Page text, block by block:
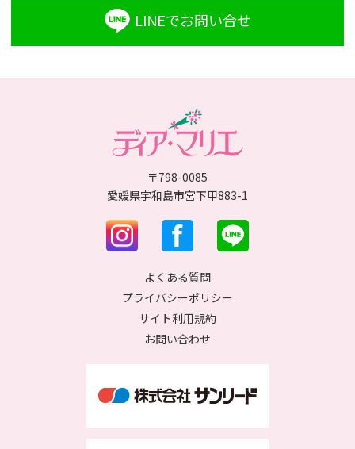
LINEでお問い合せ
〒798-0085
愛媛県宇和島市宮下甲883-1
よくある質問
プライバシーポリシー
サイト利用規約
お問い合わせ